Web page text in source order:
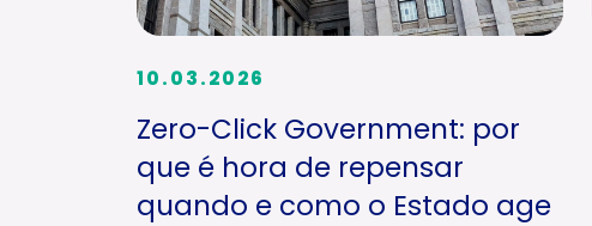
10.03.2026
Zero-Click Government: por
que é hora de repensar
quando e como o Estado age